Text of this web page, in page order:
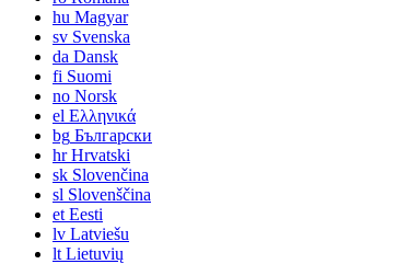
hu Magyar
sv Svenska
da Dansk
fi Suomi
no Norsk
el Ελληνικά
bg Български
hrHrvatski
sk Slovenčina
sl Slovenščina
et Eesti
lv Latviešu
lt Lietuvių